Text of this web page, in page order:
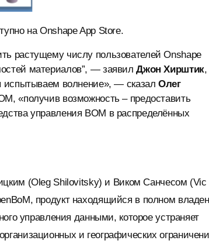
на Onshape App Store.
растущему числу пользователей Onshape
материалов”, — заявилДжон Хирштик,
испытываем волнение», — сказалОлег
«получив возможность – предоставить
управления BOM в распределённых
(Oleg Shilovitsky) и Виком Санчесом (Vic
продукт находящийся в полном
управления данными, которое устраняет
и географических